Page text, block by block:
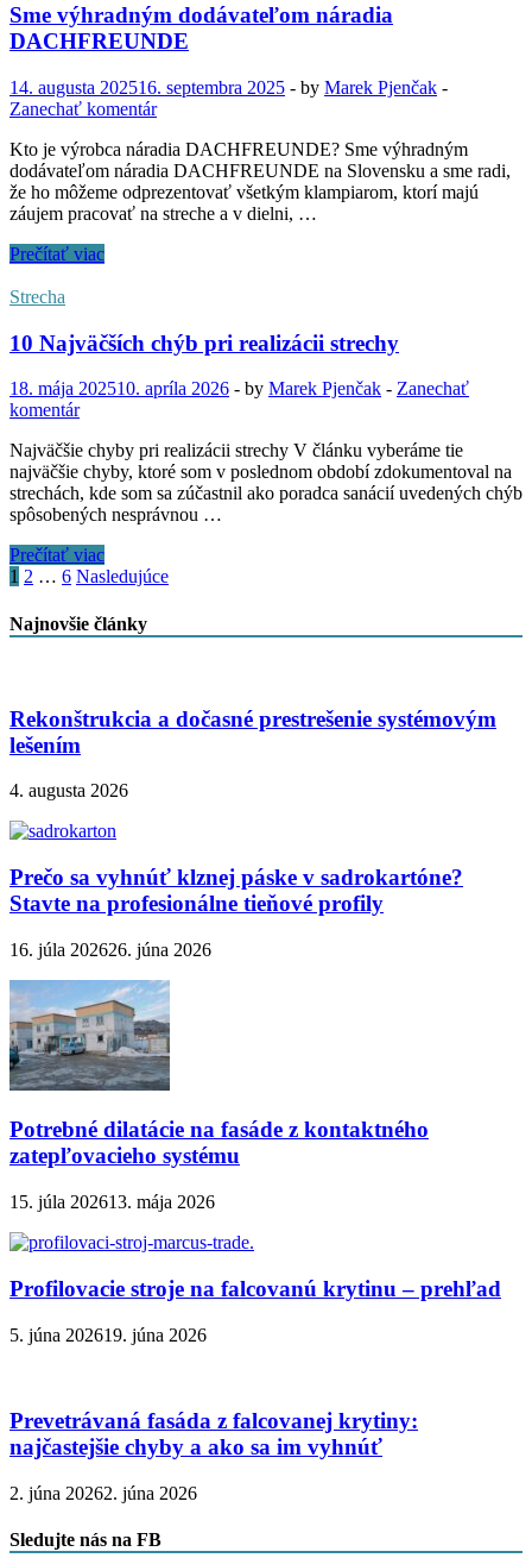
Sme výhradným dodávateľom náradia
DACHFREUNDE
14. augusta 202516. septembra 2025 - by Marek Pjenčak -
Zanechať komentár
Kto je výrobca náradia DACHFREUNDE? Sme výhradným
dodávateľom náradia DACHFREUNDE na Slovensku a sme radi,
že ho môžeme odprezentovať všetkým klampiarom, ktorí majú
záujem pracovať na streche a v dielni, …
Sme
dodávateľom
DACHFREUNDE
Prečítať viac
Strecha
10 Najväčších chýb pri realizácii strechy
18. mája 202510. apríla 2026 - by Marek Pjenčak - Zanechať
komentár
Najväčšie chyby pri realizácii strechy V článku vyberáme tie
najväčšie chyby, ktoré som v poslednom období zdokumentoval na
strechách, kde som sa zúčastnil ako poradca sanácií uvedených chýb
spôsobených nesprávnou …
10
Najväčších
pri
realizácii
Prečítať viac
Stránkovanie
príspevkov
1 2 … 6 Nasledujúce
Najnovšie články
Rekonštrukcia a dočasné prestrešenie systémovým
lešením
4. augusta 2026
Prečo sa vyhnúť klznej páske v sadrokartóne?
Stavte na profesionálne tieňové profily
16. júla 202626. júna 2026
Potrebné dilatácie na fasáde z kontaktného
zatepľovacieho systému
15. júla 202613. mája 2026
Profilovacie stroje na falcovanú krytinu – prehľad
5. júna 202619. júna 2026
Prevetrávaná fasáda z falcovanej krytiny:
najčastejšie chyby a ako sa im vyhnúť
2. júna 20262. júna 2026
Sledujte nás na FB